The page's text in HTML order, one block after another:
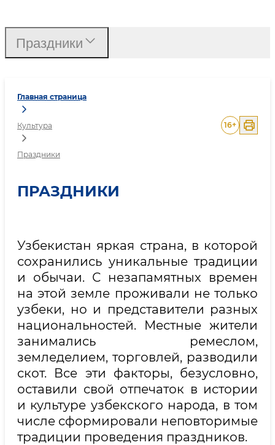
Главная страница
Культура
Праздники
16+
ПРАЗДНИКИ
Узбекистан яркая страна, в которой
сохранились уникальные традиции
и обычаи. С незапамятных времен
на этой земле проживали не только
узбеки, но и представители разных
национальностей. Местные жители
занимались ремеслом,
земледелием, торговлей, разводили
скот. Все эти факторы, безусловно,
оставили свой отпечаток в истории
и культуре узбекского народа, в том
числе сформировали неповторимые
традиции проведения праздников.
Праздники